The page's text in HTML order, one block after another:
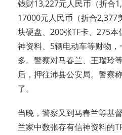
钱财13,227元人民币（折合
17000元人民币（折合2,377
块硬盘、200张TF卡、275
神资料、5辆电动车等财物
多。警察对马春兰、王瑞玲
后，押往沛县公安局。警察
了。
当晚，警察又到马春兰等基
兰家中数张存有信神资料的